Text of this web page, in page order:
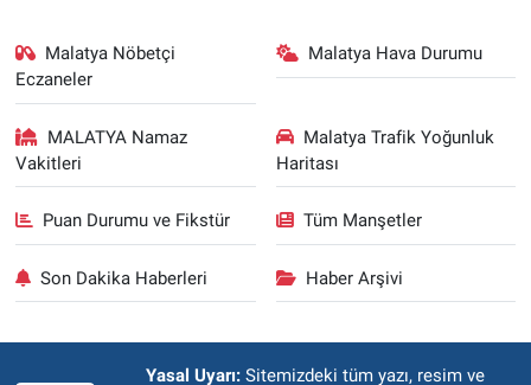
Malatya Nöbetçi
Eczaneler
Malatya Hava Durumu
MALATYA Namaz
Vakitleri
Malatya Trafik Yoğunluk
Haritası
Puan Durumu ve Fikstür Tüm Manşetler
Son Dakika Haberleri Haber Arşivi
Yasal Uyarı: Sitemizdeki tüm yazı, resim ve